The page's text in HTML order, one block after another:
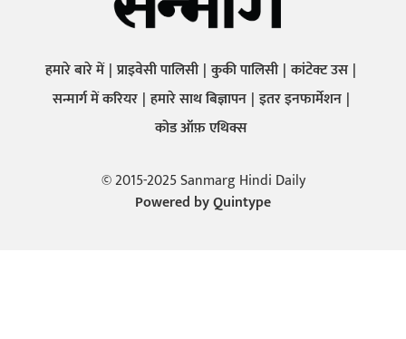
हमारे बारे में प्राइवेसी पालिसी कुकी पालिसी कांटेक्ट उस
सन्मार्ग में करियर हमारे साथ बिज्ञापन इतर इनफार्मेशन
कोड ऑफ़ एथिक्स
© 2015-2025 Sanmarg Hindi Daily
Powered byQuintype